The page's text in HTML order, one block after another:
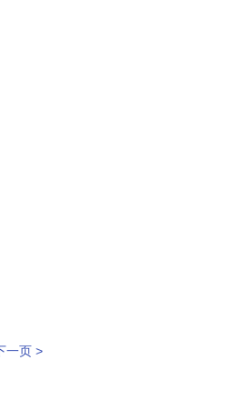
一页 >